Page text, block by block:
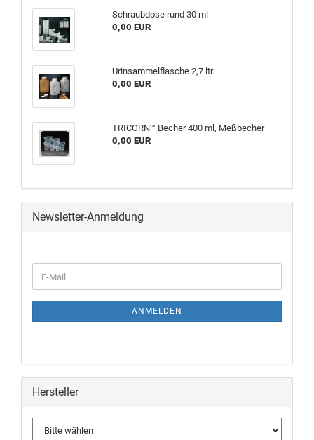
Schraubdose rund 30 ml
0,00 EUR
Urinsammelflasche 2,7 ltr.
0,00 EUR
TRICORN™ Becher 400 ml, Meßbecher
0,00 EUR
Newsletter-Anmeldung
ANMELDEN
Hersteller